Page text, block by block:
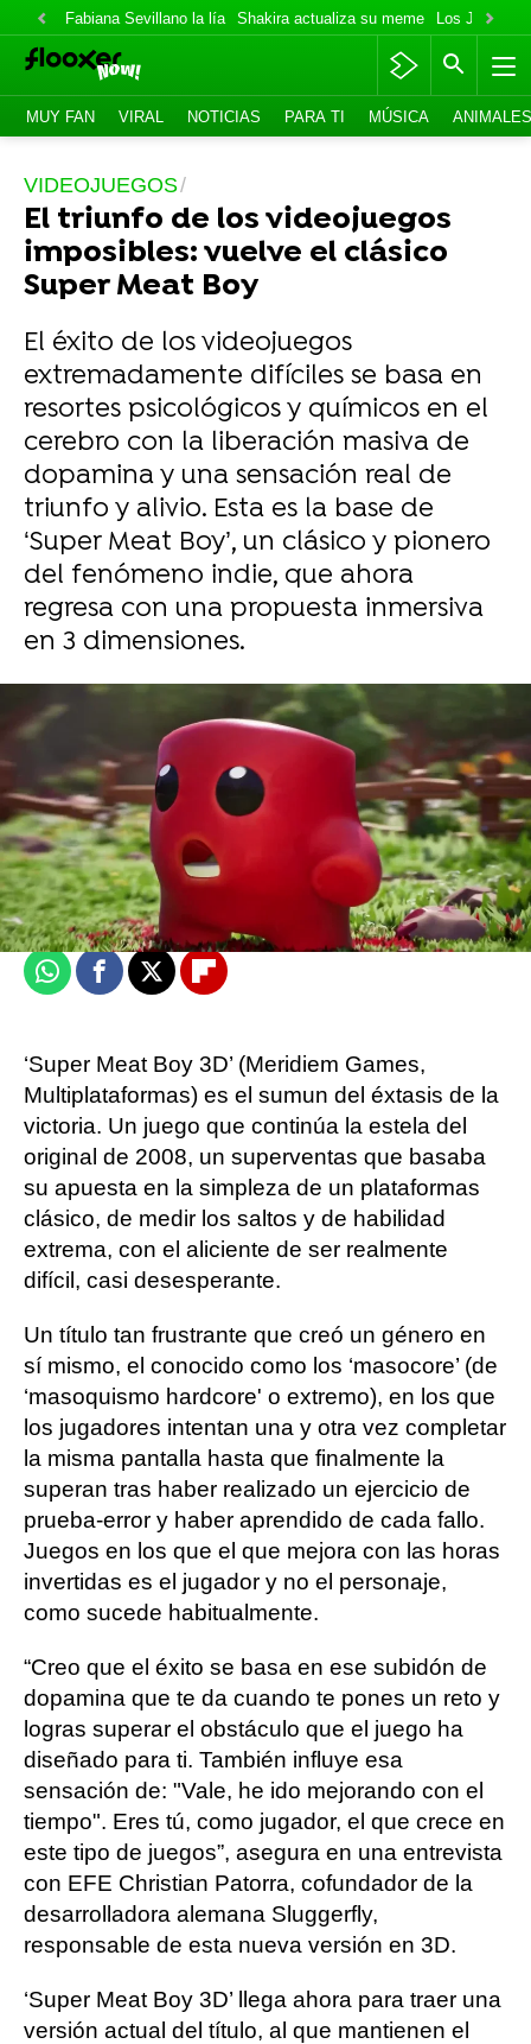
Fabiana Sevillano la lía Shakira actualiza su meme Los Jonas
MUY FAN VIRAL NOTICIAS PARA TI MÚSICA ANIMALES
VIDEOJUEGOS
El triunfo de los videojuegos
imposibles: vuelve el clásico
Super Meat Boy
El éxito de los videojuegos
extremadamente difíciles se basa en
resortes psicológicos y químicos en el
cerebro con la liberación masiva de
dopamina y una sensación real de
triunfo y alivio. Esta es la base de
‘Super Meat Boy’, un clásico y pionero
del fenómeno indie, que ahora
regresa con una propuesta inmersiva
en 3 dimensiones.
EFE
Publicado:26 de junio de 2026, 12:27
WhatsappFacebook
X Flipboard
‘Super Meat Boy 3D’ (Meridiem Games,
Multiplataformas) es el sumun del éxtasis de la
victoria. Un juego que continúa la estela del
original de 2008, un superventas que basaba
su apuesta en la simpleza de un plataformas
clásico, de medir los saltos y de habilidad
extrema, con el aliciente de ser realmente
difícil, casi desesperante.
Un título tan frustrante que creó un género en
sí mismo, el conocido como los ‘masocore’ (de
‘masoquismo hardcore' o extremo), en los que
los jugadores intentan una y otra vez completar
la misma pantalla hasta que finalmente la
superan tras haber realizado un ejercicio de
prueba-error y haber aprendido de cada fallo.
Juegos en los que el que mejora con las horas
invertidas es el jugador y no el personaje,
como sucede habitualmente.
“Creo que el éxito se basa en ese subidón de
dopamina que te da cuando te pones un reto y
logras superar el obstáculo que el juego ha
diseñado para ti. También influye esa
sensación de: "Vale, he ido mejorando con el
tiempo". Eres tú, como jugador, el que crece en
este tipo de juegos”, asegura en una entrevista
con EFE Christian Patorra, cofundador de la
desarrolladora alemana Sluggerfly,
responsable de esta nueva versión en 3D.
‘Super Meat Boy 3D’ llega ahora para traer una
versión actual del título, al que mantienen el